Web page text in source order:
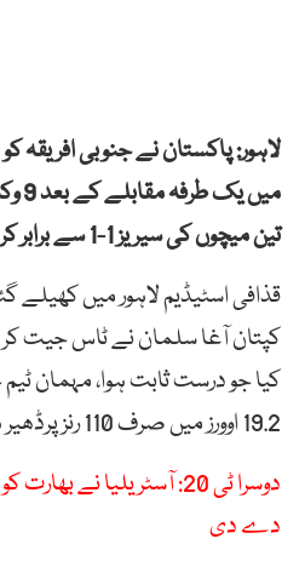
لاہور: پاکستان نے جنوبی افریقہ
تین میچوں کی سیریز 1-1 سے برابر کر دی۔
قذافی اسٹیڈیم لاہور میں کھیلے
کپتان آغا سلمان نے ٹاس جیت
کیا جو درست ثابت ہوا، مہمان ٹیم
19.2 اوورز میں صرف 110 رنز پرڈھیر ہو گئی۔
دے دی